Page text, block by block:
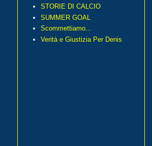
STORIE DI CALCIO
SUMMER GOAL
Scommettiamo...
Verità e Giustizia Per Denis